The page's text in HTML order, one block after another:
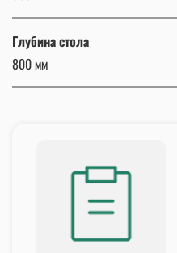
Глубина стола
800 мм